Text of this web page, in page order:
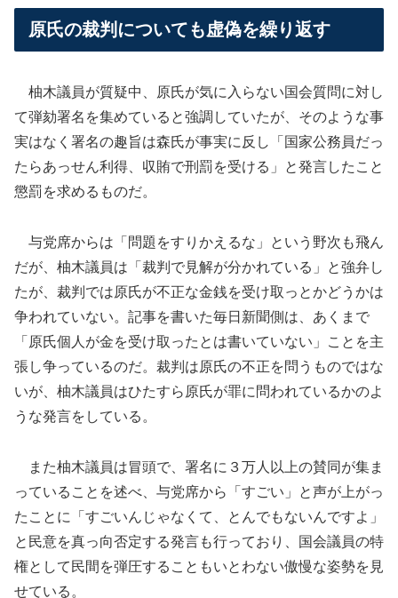
原氏の裁判についても虚偽を繰り返す
柚木議員が質疑中、原氏が気に入らない国会質問に対し
て弾劾署名を集めていると強調していたが、そのような事
実はなく署名の趣旨は森氏が事実に反し「国家公務員だっ
たらあっせん利得、収賄で刑罰を受ける」と発言したこと
懲罰を求めるものだ。
与党席からは「問題をすりかえるな」という野次も飛ん
だが、柚木議員は「裁判で見解が分かれている」と強弁し
たが、裁判では原氏が不正な金銭を受け取っとかどうかは
争われていない。記事を書いた毎日新聞側は、あくまで
「原氏個人が金を受け取ったとは書いていない」ことを主
張し争っているのだ。裁判は原氏の不正を問うものではな
いが、柚木議員はひたすら原氏が罪に問われているかのよ
うな発言をしている。
また柚木議員は冒頭で、署名に３万人以上の賛同が集ま
っていることを述べ、与党席から「すごい」と声が上がっ
たことに「すごいんじゃなくて、とんでもないんですよ」
と民意を真っ向否定する発言も行っており、国会議員の特
権として民間を弾圧することもいとわない傲慢な姿勢を見
せている。